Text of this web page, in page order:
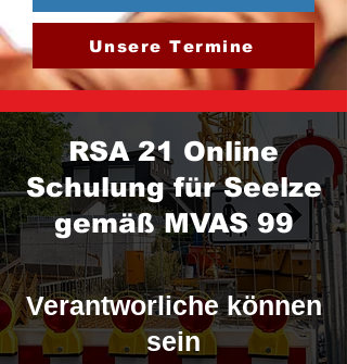
Unsere Termine
RSA 21 Online
Schulung für Seelze
gemäß MVAS 99
Verantworliche können
sein